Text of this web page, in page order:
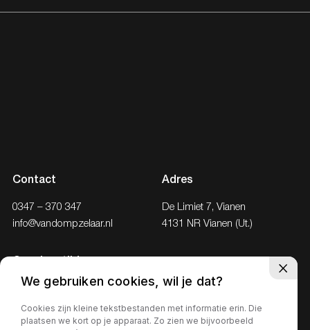
Contact
0347 – 370 347
info@vandompzelaar.nl
Adres
De Limiet 7, Vianen
4131 NR Vianen (Ut.)
Ma - Vr
08:30 – 18:00
Za
09.00 – 17.00
Zo
Gesloten
We gebruiken cookies, wil je dat?
Cookies zijn kleine tekstbestanden met informatie erin. Die
plaatsen we kort op je apparaat. Zo zien we bijvoorbeeld